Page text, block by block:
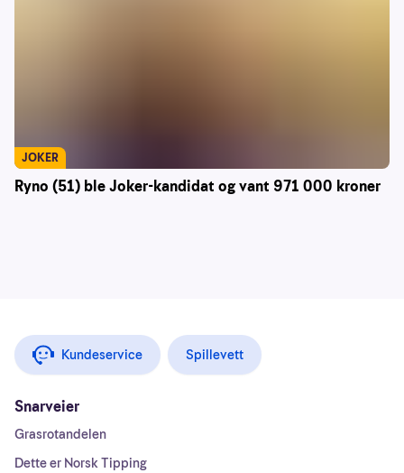
Ryno (51) ble Joker-kandidat og vant 971 000 kroner
JOKER
Kundeservice Spillevett
Snarveier
Grasrotandelen
Dette er Norsk Tipping